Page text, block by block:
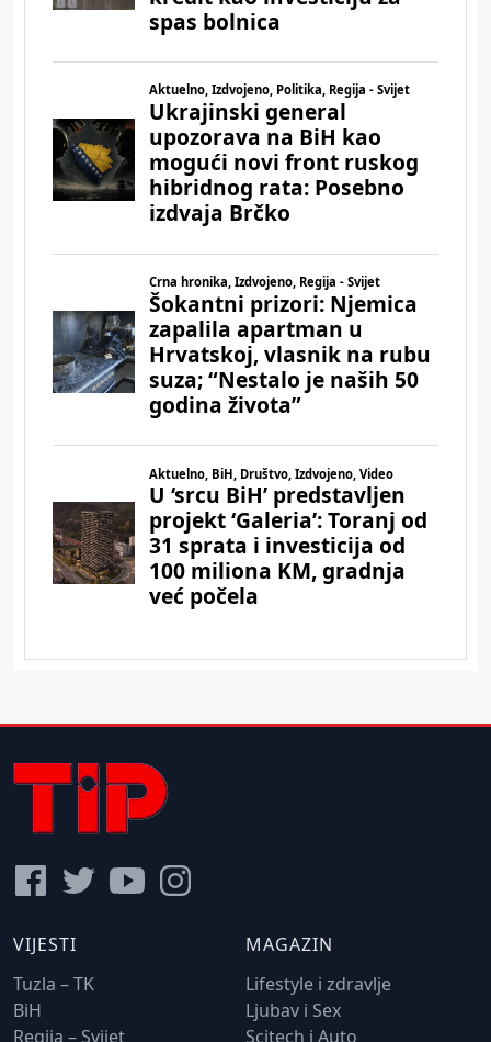
VIJESTI
Tuzla – TK
BiH
Regija – Svijet
MAGAZIN
Lifestyle i zdravlje
Ljubav i Sex
Scitech i Auto